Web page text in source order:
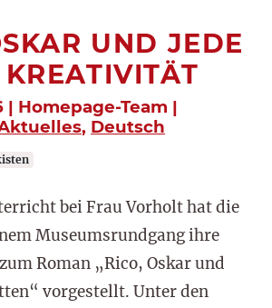
UND JEDE
| Homepage-Team |
, Deutsch
bei Frau Vorholt hat die
Museumsrundgang ihre
Roman „Rico, Oskar und
vorgestellt. Unter den